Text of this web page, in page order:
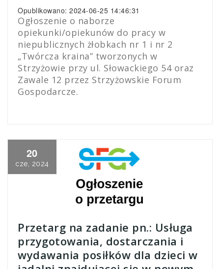
Opublikowano: 2024-06-25 14:46:31
Ogłoszenie o naborze
opiekunki/opiekunów do pracy w
niepublicznych żłobkach nr 1 i nr 2
„Twórcza kraina” tworzonych w
Strzyżowie przy ul. Słowackiego 54 oraz
Zawale 12 przez Strzyżowskie Forum
Gospodarcze.
20
cze, 2024
Przetarg na zadanie pn.: Usługa
przygotowania, dostarczania i
wydawania posiłków dla dzieci w